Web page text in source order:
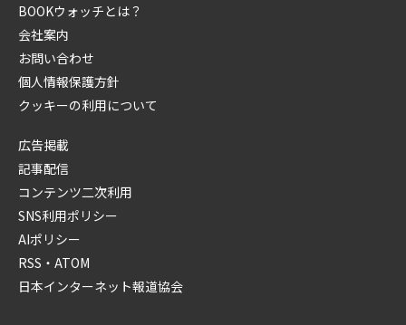
BOOKウォッチとは？
会社案内
お問い合わせ
個人情報保護方針
クッキーの利用について
広告掲載
記事配信
コンテンツ二次利用
SNS利用ポリシー
AIポリシー
RSS・ATOM
日本インターネット報道協会